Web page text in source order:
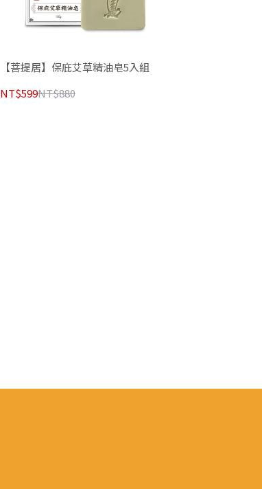
【菩提居】保庇艾草精油皂5入組
NT$599NT$880